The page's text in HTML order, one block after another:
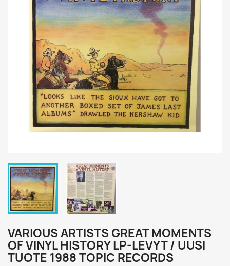
VARIOUS ARTISTS GREAT MOMENTS
OF VINYL HISTORY LP-LEVYT / UUSI
TUOTE 1988 TOPIC RECORDS